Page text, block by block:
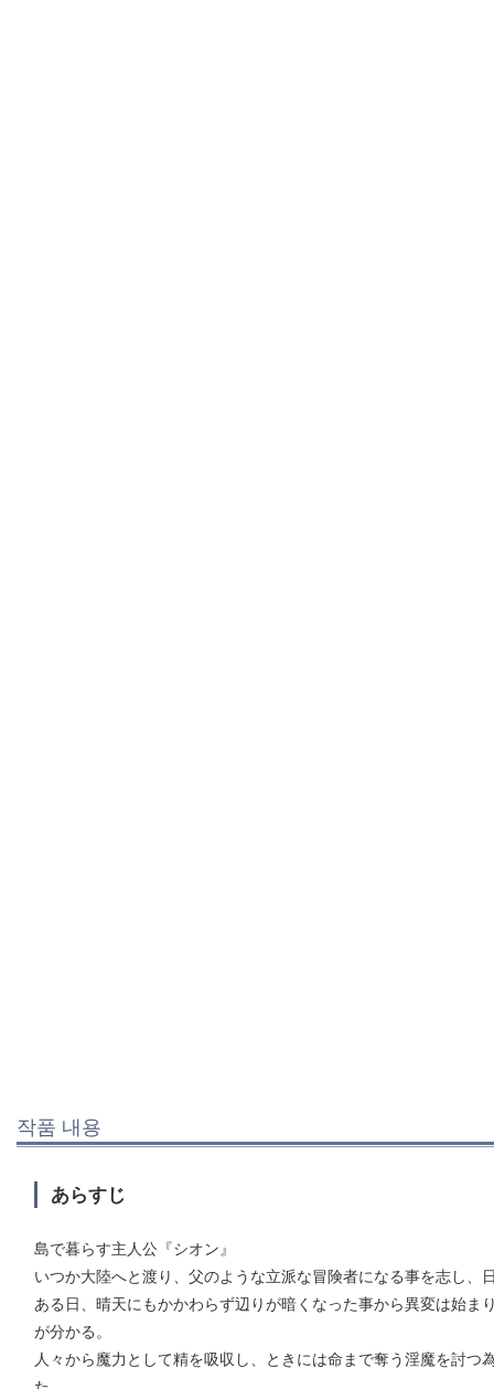
작품 내용
あらすじ
島で暮らす主人公『シオン』
いつか大陸へと渡り、父のような立派な冒険者になる事を志し、
ある日、晴天にもかかわらず辺りが暗くなった事から異変は始ま
が分かる。
人々から魔力として精を吸収し、ときには命まで奪う淫魔を討つ